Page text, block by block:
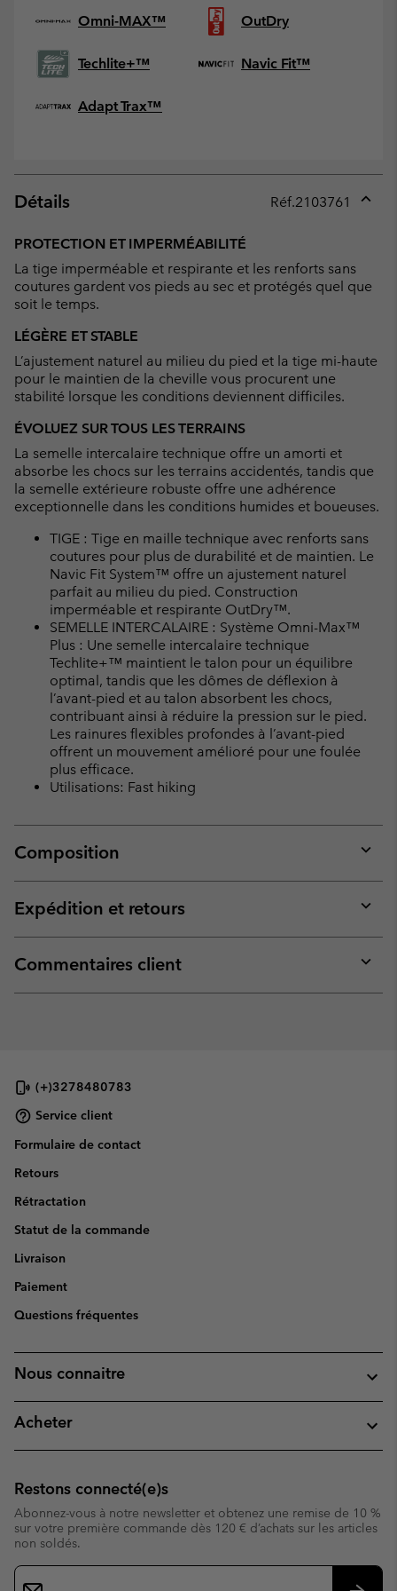
Omni-MAX™ OutDry
Techlite+™ Navic Fit™
Adapt Trax™
Détails Réf.2103761
PROTECTION ET IMPERMÉABILITÉ
La tige imperméable et respirante et les renforts sans
coutures gardent vos pieds au sec et protégés quel que
soit le temps.
LÉGÈRE ET STABLE
L’ajustement naturel au milieu du pied et la tige mi-haute
pour le maintien de la cheville vous procurent une
stabilité lorsque les conditions deviennent difficiles.
ÉVOLUEZ SUR TOUS LES TERRAINS
La semelle intercalaire technique offre un amorti et
absorbe les chocs sur les terrains accidentés, tandis que
la semelle extérieure robuste offre une adhérence
exceptionnelle dans les conditions humides et boueuses.
TIGE : Tige en maille technique avec renforts sans
coutures pour plus de durabilité et de maintien. Le
Navic Fit System™ offre un ajustement naturel
parfait au milieu du pied. Construction
imperméable et respirante OutDry™.
SEMELLE INTERCALAIRE : Système Omni-Max™
Plus : Une semelle intercalaire technique
Techlite+™ maintient le talon pour un équilibre
optimal, tandis que les dômes de déflexion à
l’avant-pied et au talon absorbent les chocs,
contribuant ainsi à réduire la pression sur le pied.
Les rainures flexibles profondes à l’avant-pied
offrent un mouvement amélioré pour une foulée
plus efficace.
Utilisations: Fast hiking
Composition
or
Expédition et retours
or
Commentaires client
or
(+)3278480783
Service client
Formulaire de contact
Retours
Rétractation
Statut de la commande
Livraison
Paiement
Questions fréquentes
Nous connaitre
Acheter
Restons connecté(e)s
Abonnez-vous à notre newsletter et obtenez une remise de 10 %
sur votre première commande dès 120 € d’achats sur les articles
non soldés.
Inscription